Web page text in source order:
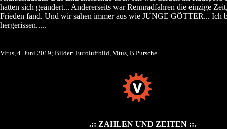
hatten sich geändert... Andererseits war Rennradfahren die einzige
Frieden fand. Und wir sahen immer aus wie JUNGE GÖTTER... Ich
hergerissen.....
Vitus, 4. Juni 2019; Bilder: Euroluftbild, Vitus, B.Pursche
.:: ZAHLEN UND ZEITEN ::.